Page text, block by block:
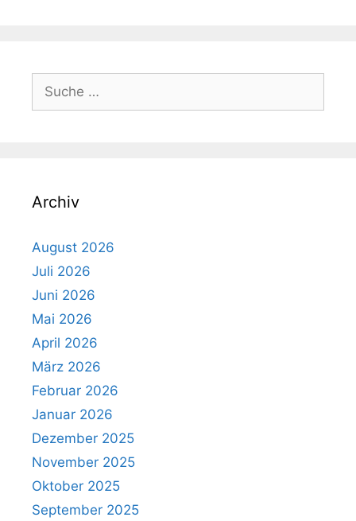
Suche
nach:
Archiv
August 2026
Juli 2026
Juni 2026
Mai 2026
April 2026
März 2026
Februar 2026
Januar 2026
Dezember 2025
November 2025
Oktober 2025
September 2025